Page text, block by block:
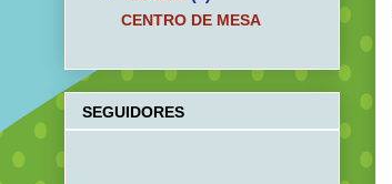
CENTRO DE MESA
SEGUIDORES